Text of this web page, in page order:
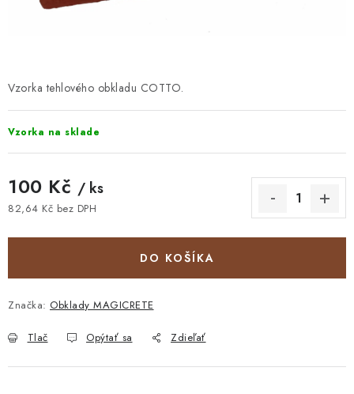
KONTAKT DOPRAVA A PLATBA
PRAKTICKÉ RADY
VZORKA
INŠPIRÁCIA
PREČO KÚPIŤ U NÁS?
Vzorka tehlového obkladu COTTO.
Vzorka na sklade
100 Kč / ks
82,64 Kč bez DPH
DO KOŠÍKA
Značka: Obklady MAGICRETE
Tlač Opýtať sa Zdieľať